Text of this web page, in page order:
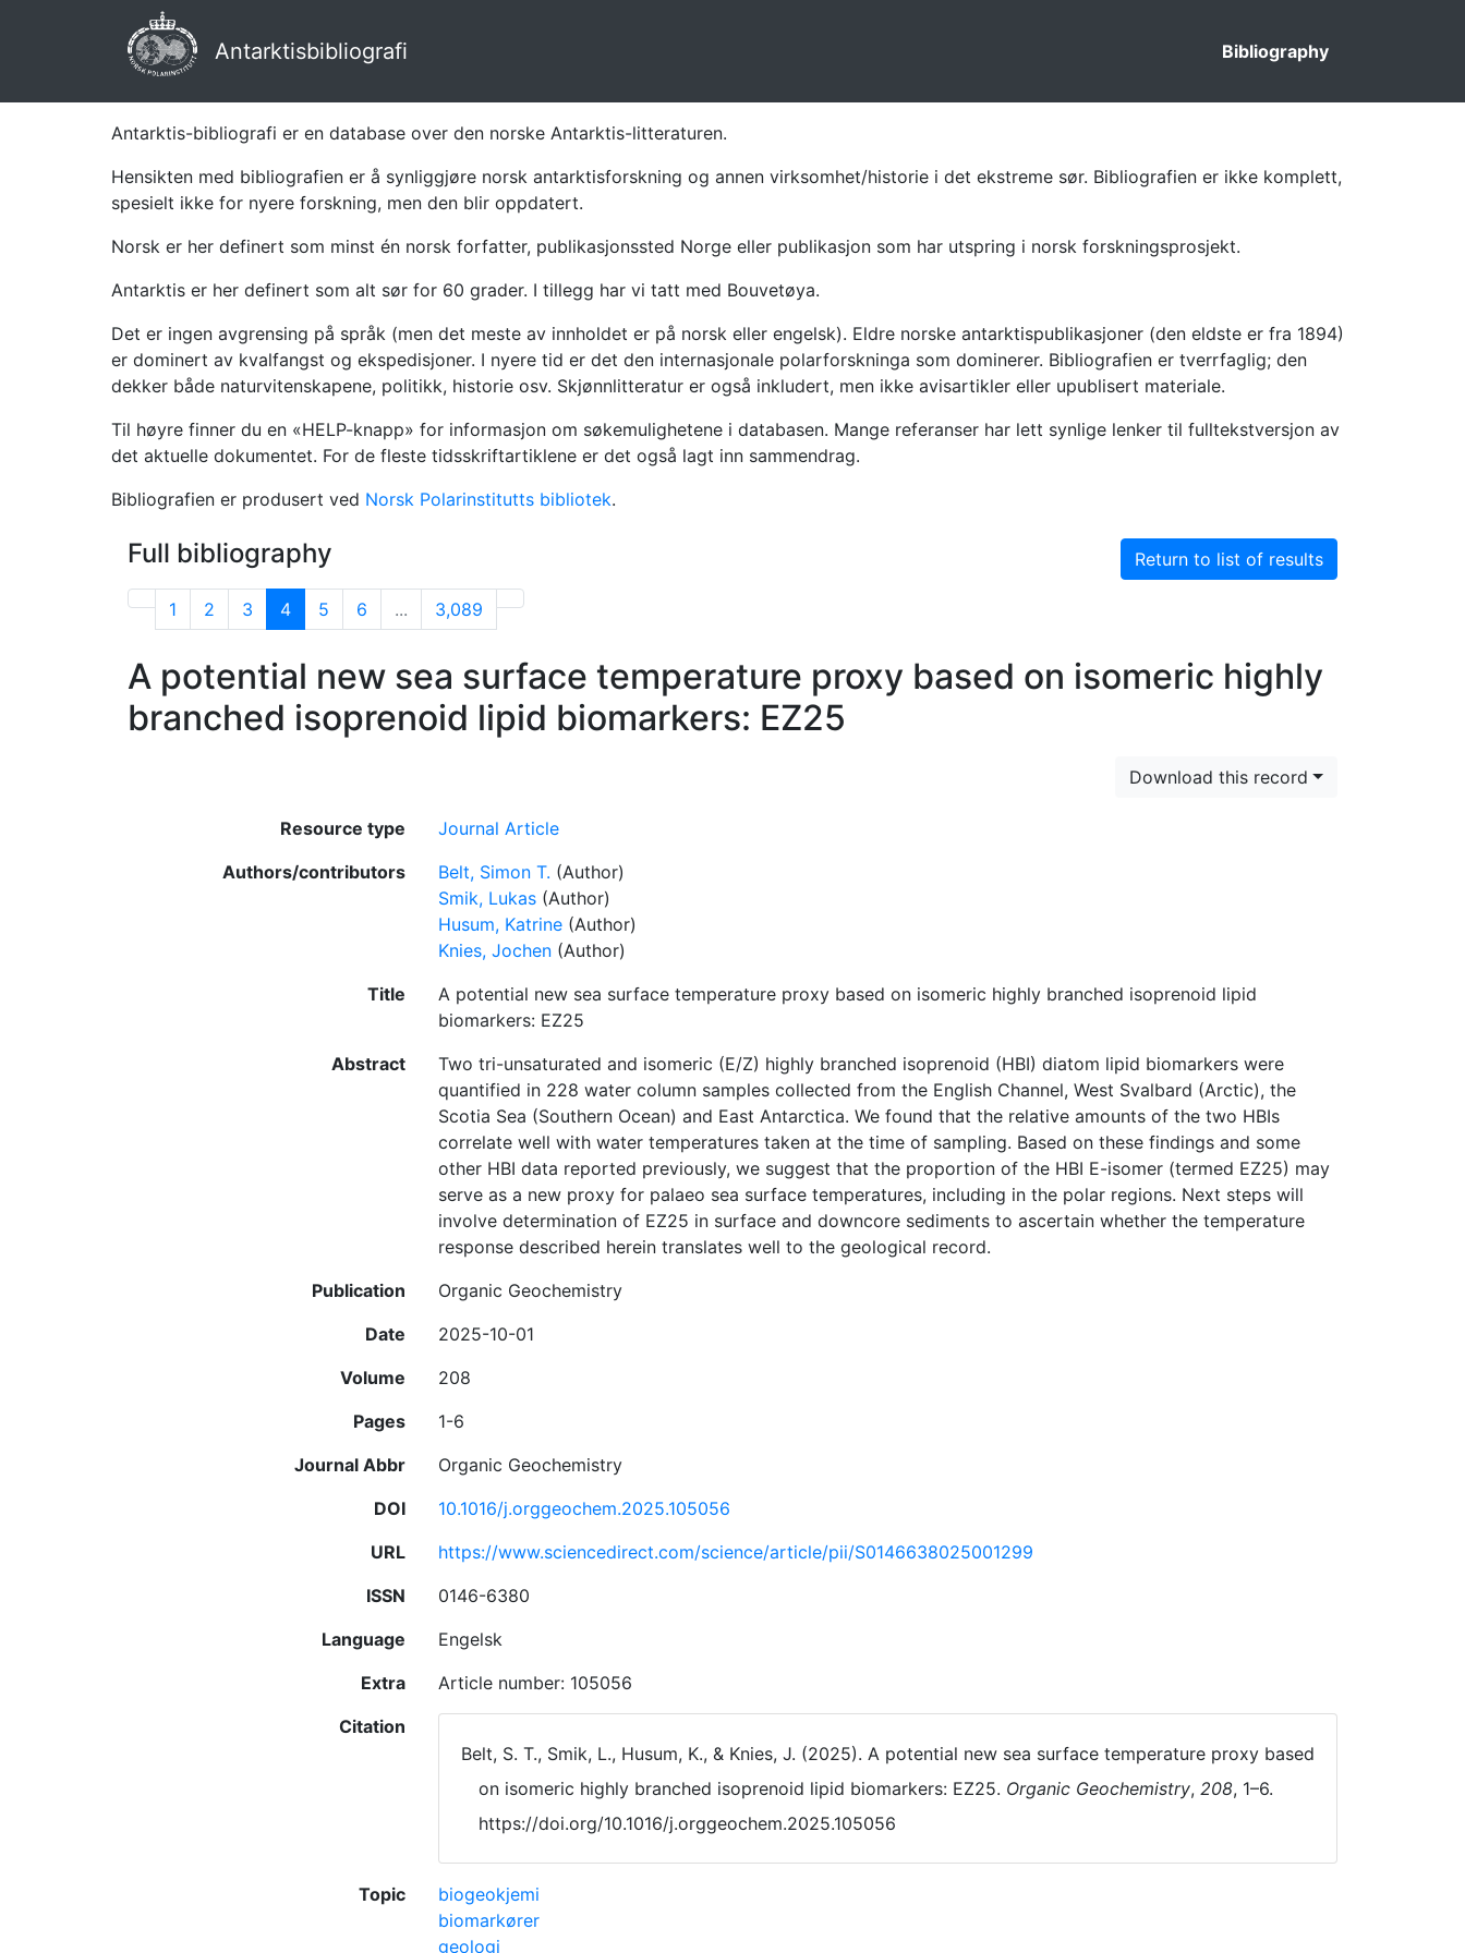
Antarktisbibliografi Bibliography
Antarktis-bibliografi er en database over den norske Antarktis-litteraturen.
Hensikten med bibliografien er å synliggjøre norsk antarktisforskning og annen virksomhet/historie i det ekstreme sør. Bibliografien er ikke komplett,
spesielt ikke for nyere forskning, men den blir oppdatert.
Norsk er her definert som minst én norsk forfatter, publikasjonssted Norge eller publikasjon som har utspring i norsk forskningsprosjekt.
Antarktis er her definert som alt sør for 60 grader. I tillegg har vi tatt med Bouvetøya.
Det er ingen avgrensing på språk (men det meste av innholdet er på norsk eller engelsk). Eldre norske antarktispublikasjoner (den eldste er fra 1894)
er dominert av kvalfangst og ekspedisjoner. I nyere tid er det den internasjonale polarforskninga som dominerer. Bibliografien er tverrfaglig; den
dekker både naturvitenskapene, politikk, historie osv. Skjønnlitteratur er også inkludert, men ikke avisartikler eller upublisert materiale.
Til høyre finner du en «HELP-knapp» for informasjon om søkemulighetene i databasen. Mange referanser har lett synlige lenker til fulltekstversjon av
det aktuelle dokumentet. For de fleste tidsskriftartiklene er det også lagt inn sammendrag.
Bibliografien er produsert ved Norsk Polarinstitutts bibliotek.
Full bibliography Return to list of results
1 2 3 4 5 6 ... 3,089
A potential new sea surface temperature proxy based on isomeric highly
branched isoprenoid lipid biomarkers: EZ25
Download this record
Resource type
Journal Article
Authors/contributors
Belt, Simon T. (Author)
Smik, Lukas (Author)
Husum, Katrine (Author)
Knies, Jochen (Author)
Title
A potential new sea surface temperature proxy based on isomeric highly branched isoprenoid lipid
biomarkers: EZ25
Abstract
Two tri-unsaturated and isomeric (E/Z) highly branched isoprenoid (HBI) diatom lipid biomarkers were
quantified in 228 water column samples collected from the English Channel, West Svalbard (Arctic), the
Scotia Sea (Southern Ocean) and East Antarctica. We found that the relative amounts of the two HBIs
correlate well with water temperatures taken at the time of sampling. Based on these findings and some
other HBI data reported previously, we suggest that the proportion of the HBI E-isomer (termed EZ25) may
serve as a new proxy for palaeo sea surface temperatures, including in the polar regions. Next steps will
involve determination of EZ25 in surface and downcore sediments to ascertain whether the temperature
response described herein translates well to the geological record.
Publication
Organic Geochemistry
Date
2025-10-01
Volume
208
Pages
1-6
Journal Abbr
Organic Geochemistry
DOI
10.1016/j.orggeochem.2025.105056
URL
https://www.sciencedirect.com/science/article/pii/S0146638025001299
ISSN
0146-6380
Language
Engelsk
Extra
Article number: 105056
Citation
Belt, S. T., Smik, L., Husum, K., & Knies, J. (2025). A potential new sea surface temperature proxy based
on isomeric highly branched isoprenoid lipid biomarkers: EZ25. Organic Geochemistry, 208, 1–6.
https://doi.org/10.1016/j.orggeochem.2025.105056
Topic
biogeokjemi
biomarkører
geologi